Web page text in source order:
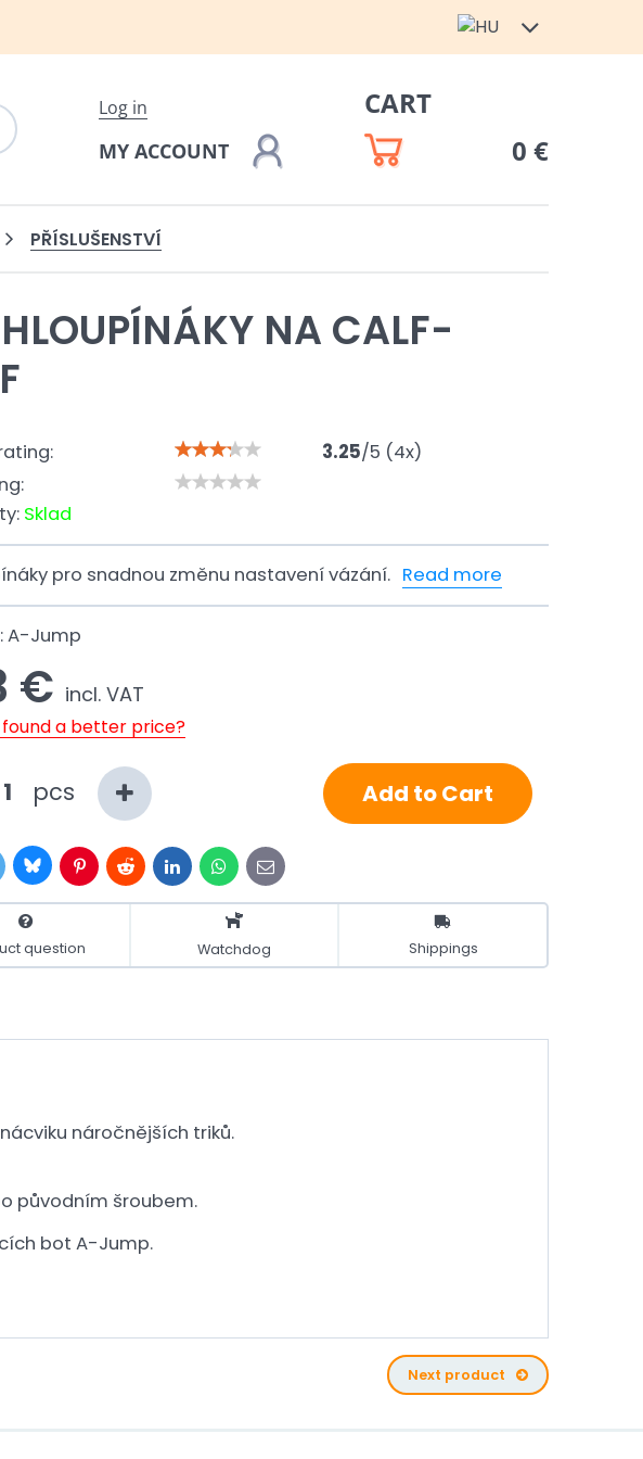
Log in
MY ACCOUNT
CART
0 €
PŘÍSLUŠENSTVÍ
NA CALF-
3.25/5 (4x)
Sklad
pro snadnou změnu nastavení vázání. Read more
A-Jump
€ incl. VAT
found a better price?
pcs Add to Cart
BlueskyPinterestRedditLinkedInWhatsApp
E-
mail
question Watchdog Shippings
náročnějších triků.
původním šroubem.
bot A-Jump.
Next product